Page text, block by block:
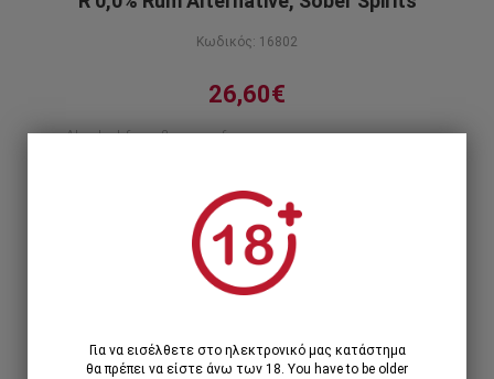
Κωδικός: 16802
26,60€
Alcohol free & sugar free
Περιγραφή προϊόντος
26,60€
Για να εισέλθετε στο ηλεκτρονικό μας κατάστημα
θα πρέπει να είστε άνω των 18. You have to be older